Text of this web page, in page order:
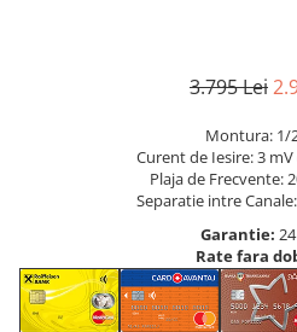
3.795 Lei
Montura: 1/
Curent de Iesire: 3
Plaja de Frecvente:
Separatie intre
Garantie:
Rate fara